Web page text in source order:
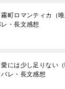
霧町ロマンティカ（
レ・長文感想
愛には少し足りない
バレ・長文感想